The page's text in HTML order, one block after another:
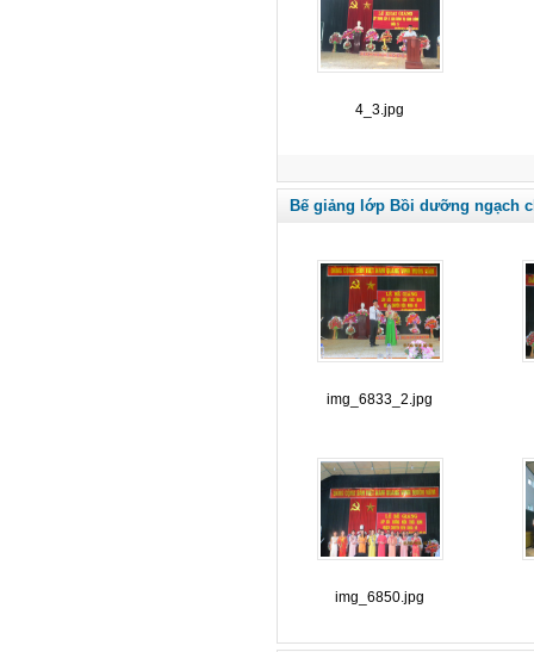
4_3.jpg
Bế giảng lớp Bồi dưỡng ngạch
img_6833_2.jpg
img_6850.jpg